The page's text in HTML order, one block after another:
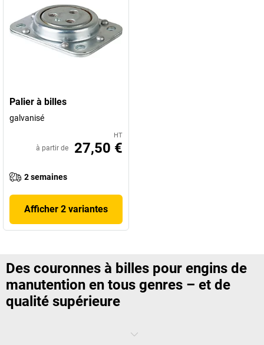
Palier à billes
galvanisé
HT
à partir de 27,50 €
2 semaines
Afficher 2 variantes
Des couronnes à billes pour engins de
manutention en tous genres – et de
qualité supérieure